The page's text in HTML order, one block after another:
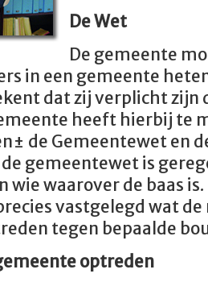
De Wet
De gemeente
in een gemeente
dat zij verplicht zijn
heeft hierbij te
de Gemeentewet en
gemeentewet is
wie waarover de baas
vastgelegd wat de
tegen bepaalde
optreden